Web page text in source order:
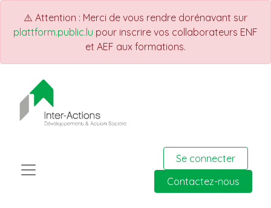
⚠️ Attention : Merci de vous rendre dorénavant sur
plattform.public.lu pour inscrire vos collaborateurs ENF
et AEF aux formations.
Se connecter
Contactez-nous